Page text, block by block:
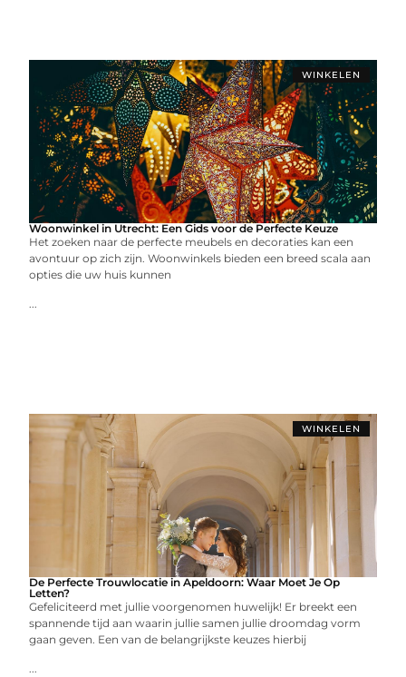
WINKELEN
Woonwinkel in Utrecht: Een Gids voor de Perfecte Keuze
Het zoeken naar de perfecte meubels en decoraties kan een
avontuur op zich zijn. Woonwinkels bieden een breed scala aan
opties die uw huis kunnen
...
WINKELEN
De Perfecte Trouwlocatie in Apeldoorn: Waar Moet Je Op
Letten?
Gefeliciteerd met jullie voorgenomen huwelijk! Er breekt een
spannende tijd aan waarin jullie samen jullie droomdag vorm
gaan geven. Een van de belangrijkste keuzes hierbij
...